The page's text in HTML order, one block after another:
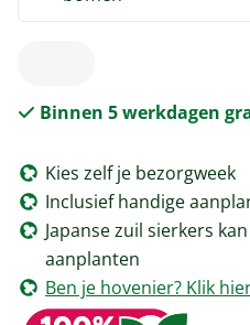
Binnen 5 werkdagen
Kies zelf je bezorgweek
Inclusief handige
Japanse zuil sierkers kan je het hele jaar door
aanplanten
Ben je hovenier? Klik